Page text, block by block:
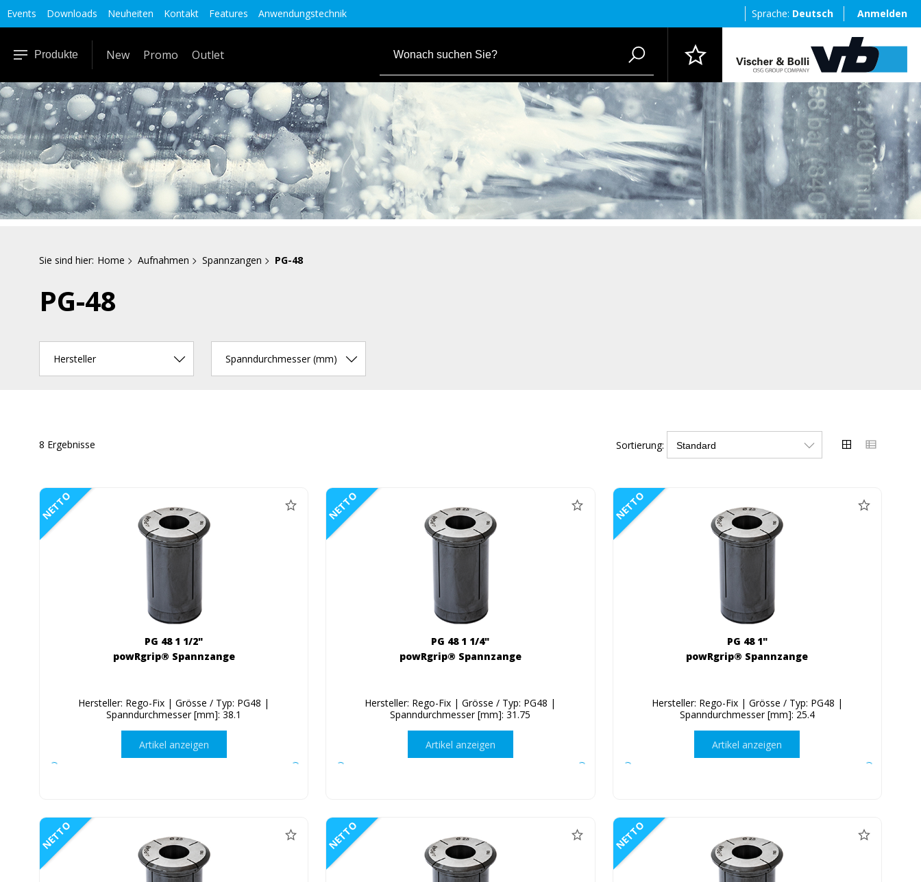
Events Downloads Neuheiten Kontakt Features Anwendungstechnik Sprache: Deutsch Anmelden
Produkte New Promo Outlet
Sie sind hier: Home Aufnahmen Spannzangen PG-48
PG-48
Hersteller Spanndurchmesser (mm)
8 Ergebnisse Sortierung:
NETTO
PG 48 1 1/2"
powRgrip® Spannzange
Hersteller: Rego-Fix | Grösse / Typ: PG48 |
Spanndurchmesser [mm]: 38.1
Artikel anzeigen
NETTO
PG 48 1 1/4"
powRgrip® Spannzange
Hersteller: Rego-Fix | Grösse / Typ: PG48 |
Spanndurchmesser [mm]: 31.75
Artikel anzeigen
NETTO
PG 48 1"
powRgrip® Spannzange
Hersteller: Rego-Fix | Grösse / Typ: PG48 |
Spanndurchmesser [mm]: 25.4
Artikel anzeigen
NETTO NETTO NETTO